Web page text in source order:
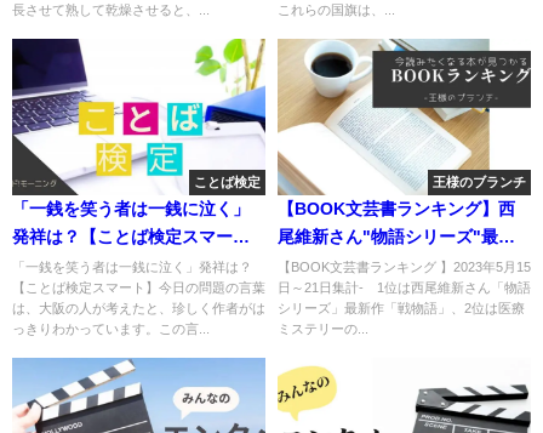
長させて熟して乾燥させると、...
これらの国旗は、...
ことば検定
「一銭を笑う者は一銭に泣く」
発祥は？【ことば検定スマー
ト】
「一銭を笑う者は一銭に泣く」発祥は？
【ことば検定スマート】今日の問題の言葉
は、大阪の人が考えたと、珍しく作者がは
っきりわかっています。この言...
王様のブランチ
【BOOK文芸書ランキング】西
尾維新さん"物語シリーズ"最新
作「戦物語」
【BOOK文芸書ランキング 】2023年5月15
日～21日集計- 1位は西尾維新さん「物語
シリーズ」最新作「戦物語」、2位は医療
ミステリーの...